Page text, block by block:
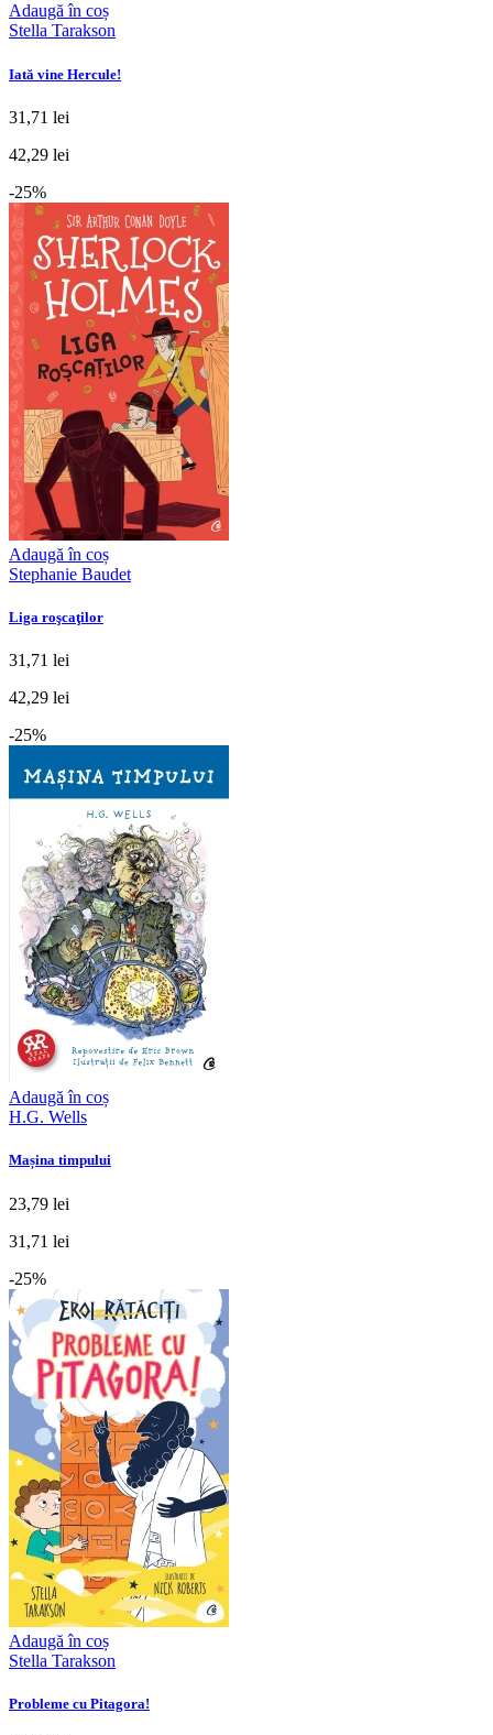
Adaugă în coș
Stella Tarakson
Iată vine Hercule!
31,71 lei
42,29 lei
-25%
Adaugă în coș
Stephanie Baudet
Liga roşcaţilor
31,71 lei
42,29 lei
-25%
Adaugă în coș
H.G. Wells
Mașina timpului
23,79 lei
31,71 lei
-25%
Adaugă în coș
Stella Tarakson
Probleme cu Pitagora!